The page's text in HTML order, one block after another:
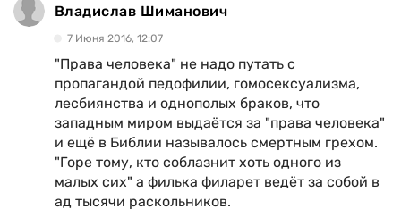
Владислав Шиманович
7 Июня 2016, 12:07
"Права человека" не надо путать с
пропагандой педофилии, гомосексуализма,
лесбиянства и однополых браков, что
западным миром выдаётся за "права человека"
и ещё в Библии называлось смертным грехом.
"Горе тому, кто соблазнит хоть одного из
малых сих" а филька филарет ведёт за собой в
ад тысячи раскольников.